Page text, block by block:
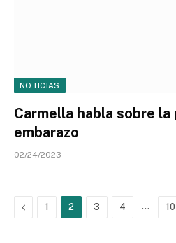
NOTICIAS
Carmella habla sobre la
embarazo
02/24/2023
Previous
1 2 3 4 … 10